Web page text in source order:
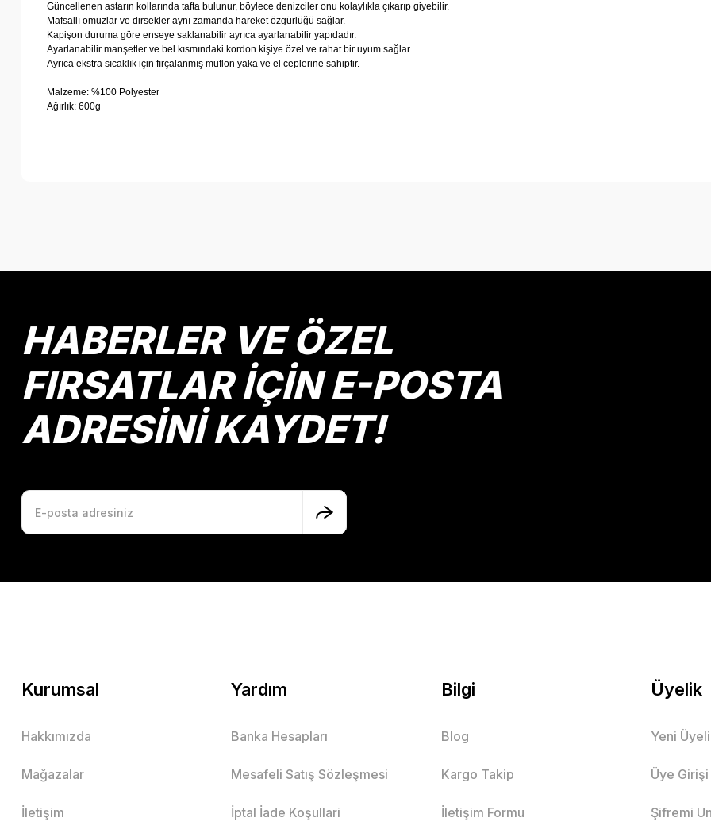
Güncellenen astarın kollarında tafta bulunur, böylece denizciler onu kolaylıkla çıkarıp giyebilir.
Mafsallı omuzlar ve dirsekler aynı zamanda hareket özgürlüğü sağlar.
Kapişon duruma göre enseye saklanabilir ayrıca ayarlanabilir yapıdadır.
Ayarlanabilir manşetler ve bel kısmındaki kordon kişiye özel ve rahat bir uyum sağlar.
Ayrıca ekstra sıcaklık için fırçalanmış muflon yaka ve el ceplerine sahiptir.
Malzeme: %100 Polyester
Ağırlık: 600g
Ürün resmi kalitesiz, bozuk veya görüntülenemiyor.
Ürün fiyatı diğer sitelerden daha pahalı.
HABERLER VE ÖZEL
FIRSATLAR İÇİN E-POSTA
ADRESİNİ KAYDET!
Kurumsal
Hakkımızda
Mağazalar
İletişim
Yardım
Banka Hesapları
Mesafeli Satış Sözleşmesi
İptal İade Koşullari
Bilgi
Blog
Kargo Takip
İletişim Formu
Üyelik
Yeni
Üye Girişi
Şifremi